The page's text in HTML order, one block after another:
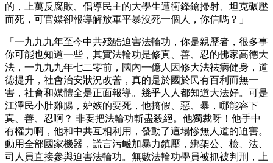
的，上萬反腐敗、倡導民主的大學生遭衝鋒鎗掃射、坦克碾壓
而死，可官媒卻報導解放軍平暴沒死一個人，你信嗎？」
「一九九九年至今中共殘酷迫害法輪功，你是親歷者，很多事
你可能也知道一些，其實法輪功是修真、善、忍的佛家高德大
法，一九九九年七二零前，國內一億人因修大法祛病健身，道
德提升，社會治安狀況改善，真的是於國於民有百利而無一
害，社會和媒體全是正面報導。幾乎人人都知道大法好。可是
江澤民小肚雞腸，妒嫉的要死，他搞假、惡、暴，哪能容下
真、善、忍啊？ 非要把法輪功斬盡殺絕。他獨裁呀！他手中
有權力啊，他和中共互相利用，發動了這場慘無人道的迫害。
動用全部國家機器，謊言污衊加暴力鎮壓，綁架公、檢、法、
司人員直接參與迫害法輪功。無數法輪功學員被抓被判刑，上